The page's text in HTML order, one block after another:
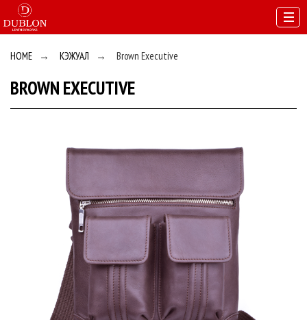
HOME → КЭЖУАЛ → Brown Executive
BROWN EXECUTIVE